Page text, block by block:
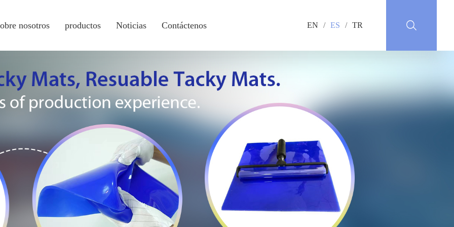
nosotros productos Noticias Contáctenos EN / ES / TR